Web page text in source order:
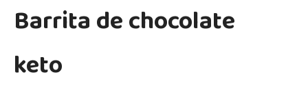
Barrita de chocolate
keto